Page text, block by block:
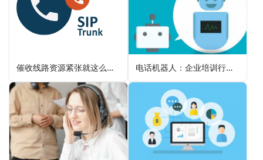
催收线路资源紧张就这么办吧！ 电话机器人：企业培训行业课程推广的新引擎